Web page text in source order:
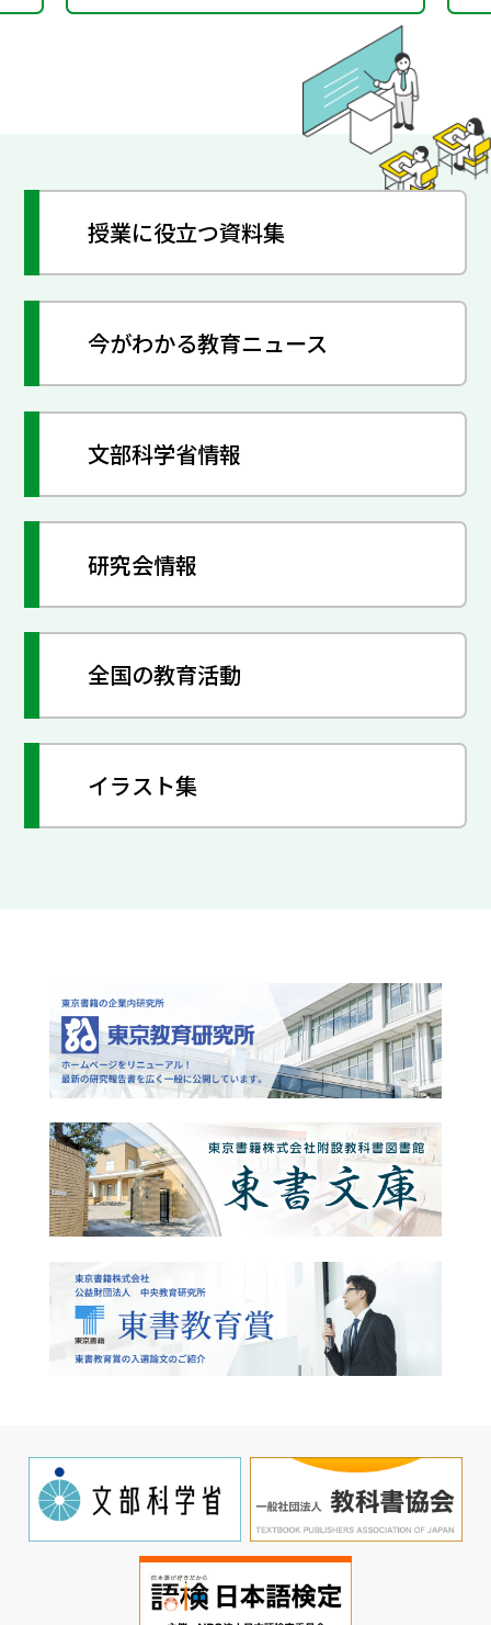
授業に役立つ資料集
今がわかる教育ニュース
文部科学省情報
研究会情報
全国の教育活動
イラスト集